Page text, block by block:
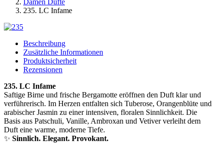
Damen Düfte
235. LC Infame
Beschreibung
Zusätzliche Informationen
Produktsicherheit
Rezensionen
235. LC Infame
Saftige Birne und frische Bergamotte eröffnen den Duft klar und
verführerisch. Im Herzen entfalten sich Tuberose, Orangenblüte und
arabischer Jasmin zu einer intensiven, floralen Sinnlichkeit. Die
Basis aus Patschuli, Vanille, Ambroxan und Vetiver verleiht dem
Duft eine warme, moderne Tiefe.
✨ Sinnlich. Elegant. Provokant.